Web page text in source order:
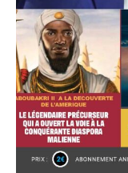
Quelques
Annonces
Tous les
Le magazine